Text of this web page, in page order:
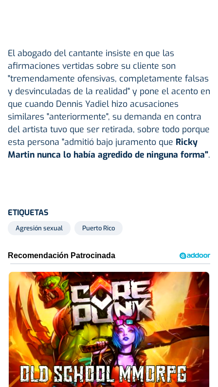
El abogado del cantante insiste en que las
afirmaciones vertidas sobre su cliente son
"tremendamente ofensivas, completamente falsas
y desvinculadas de la realidad" y pone el acento en
que cuando Dennis Yadiel hizo acusaciones
similares "anteriormente", su demanda en contra
del artista tuvo que ser retirada, sobre todo porque
esta persona "admitió bajo juramento que Ricky
Martin nunca lo había agredido de ninguna forma".
ETIQUETAS
Agresión sexual Puerto Rico